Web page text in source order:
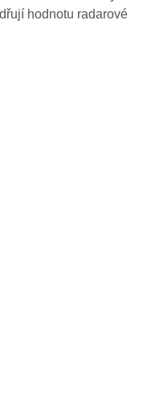
hodnotu radarové